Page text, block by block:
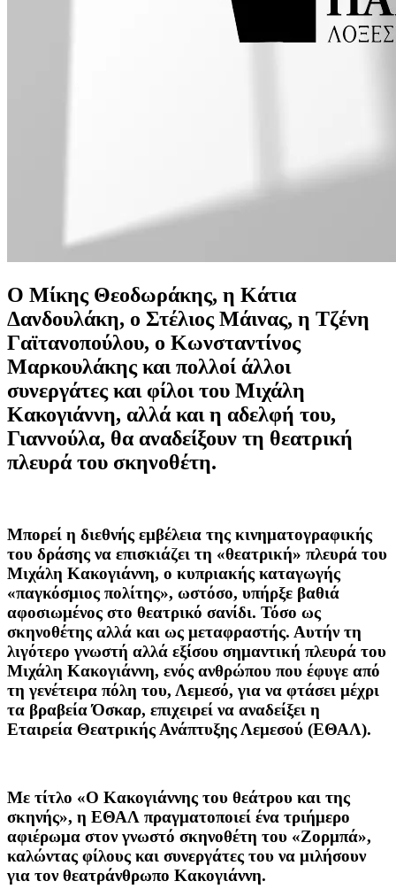
Ο Μίκης Θεοδωράκης, η Κάτια
Δανδουλάκη, ο Στέλιος Μάινας, η Τζένη
Γαϊτανοπούλου, ο Κωνσταντίνος
Μαρκουλάκης και πολλοί άλλοι
συνεργάτες και φίλοι του Μιχάλη
Κακογιάννη, αλλά και η αδελφή του,
Γιαννούλα, θα αναδείξουν τη θεατρική
πλευρά του σκηνοθέτη.
Μπορεί η διεθνής εμβέλεια της κινηματογραφικής
του δράσης να επισκιάζει τη «θεατρική» πλευρά του
Μιχάλη Κακογιάννη, ο κυπριακής καταγωγής
«παγκόσμιος πολίτης», ωστόσο, υπήρξε βαθιά
αφοσιωμένος στο θεατρικό σανίδι. Τόσο ως
σκηνοθέτης αλλά και ως μεταφραστής. Αυτήν τη
λιγότερο γνωστή αλλά εξίσου σημαντική πλευρά του
Μιχάλη Κακογιάννη, ενός ανθρώπου που έφυγε από
τη γενέτειρα πόλη του, Λεμεσό, για να φτάσει μέχρι
τα βραβεία Όσκαρ, επιχειρεί να αναδείξει η
Εταιρεία Θεατρικής Ανάπτυξης Λεμεσού (ΕΘΑΛ).
Με τίτλο «Ο Κακογιάννης του θεάτρου και της
σκηνής», η ΕΘΑΛ πραγματοποιεί ένα τριήμερο
αφιέρωμα στον γνωστό σκηνοθέτη του «Ζορμπά»,
καλώντας φίλους και συνεργάτες του να μιλήσουν
για τον θεατράνθρωπο Κακογιάννη.